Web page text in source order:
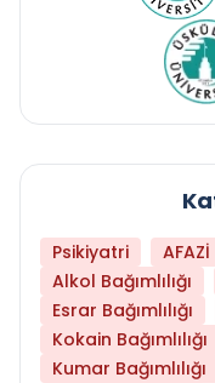
Psikiyatri AFAZİ
Alkol Bağımlılığı
Esrar Bağımlılığı
Kokain Bağımlılığı
Kumar Bağımlılığı